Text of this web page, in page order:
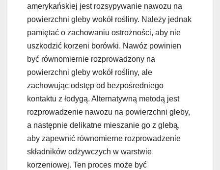
amerykańskiej jest rozsypywanie nawozu na
powierzchni gleby wokół rośliny. Należy jednak
pamiętać o zachowaniu ostrożności, aby nie
uszkodzić korzeni borówki. Nawóz powinien
być równomiernie rozprowadzony na
powierzchni gleby wokół rośliny, ale
zachowując odstęp od bezpośredniego
kontaktu z łodygą. Alternatywną metodą jest
rozprowadzenie nawozu na powierzchni gleby,
a następnie delikatne mieszanie go z glebą,
aby zapewnić równomierne rozprowadzenie
składników odżywczych w warstwie
korzeniowej. Ten proces może być